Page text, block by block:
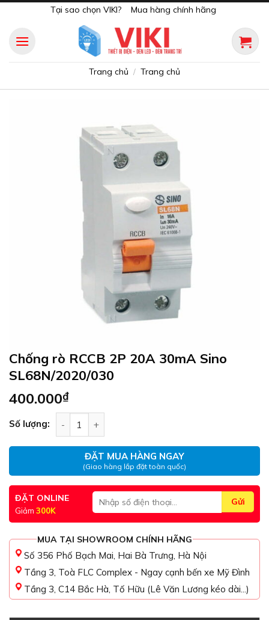
content
Tại sao chọn VIKI? Mua hàng chính hãng
Trang chủ / Trang chủ
Chống rò RCCB 2P 20A 30mA Sino
SL68N/2020/030
400.000₫
Số lượng:
ĐẶT MUA HÀNG NGAY
(Giao hàng lắp đặt toàn quốc)
ĐẶT ONLINE
Giảm 300K
MUA TẠI SHOWROOM CHÍNH HÃNG
Số 356 Phố Bạch Mai, Hai Bà Trưng, Hà Nội
Tầng 3, Toà FLC Complex - Ngay cạnh bến xe Mỹ Đình
Tầng 3, C14 Bắc Hà, Tố Hữu (Lê Văn Lương kéo dài...)